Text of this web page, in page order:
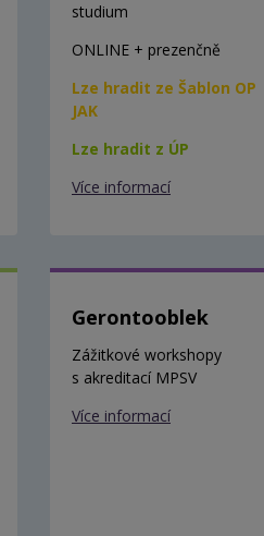
studium
ONLINE + prezenčně
Lze hradit ze Šablon OP
JAK
Lze hradit z ÚP
Více informací
Gerontooblek
Zážitkové workshopy
s akreditací MPSV
Více informací